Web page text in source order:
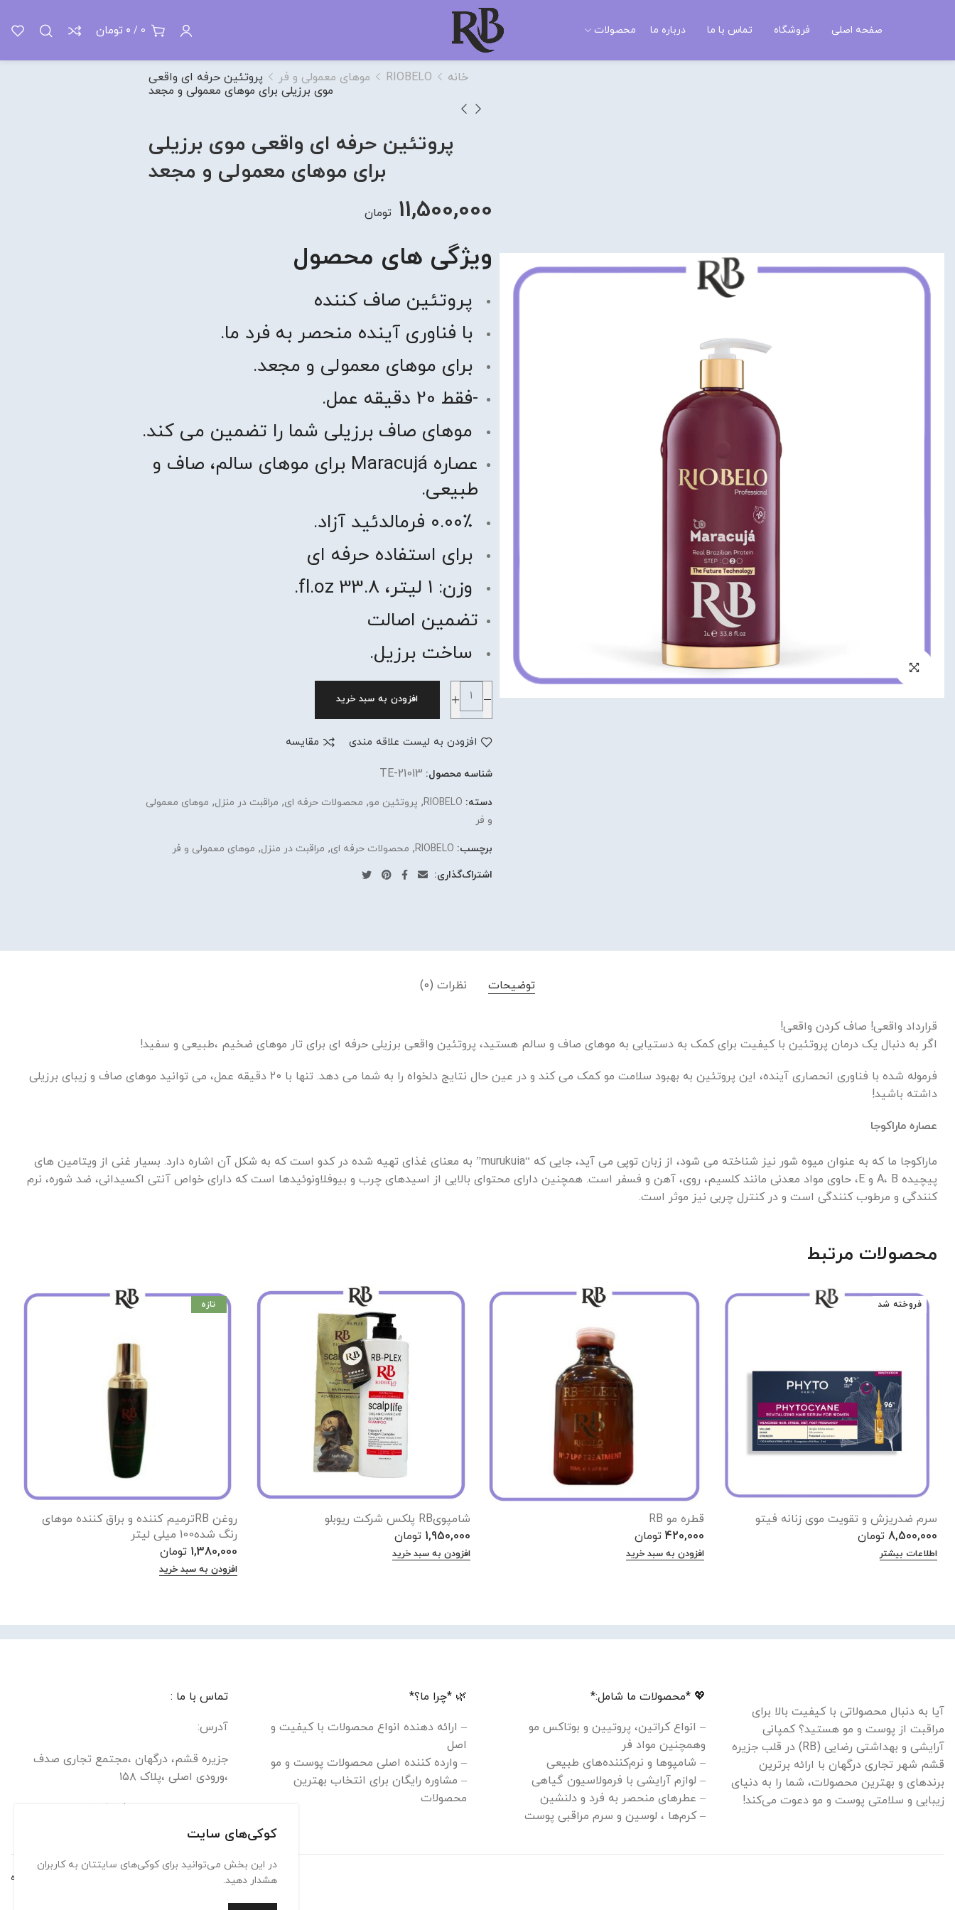
صفحه اصلی فروشگاه تماس با ما درباره ما محصولات 0
/
0 تومان
خانه RIOBELO موهای معمولی و فر
پروتئین حرفه ای واقعی
موی برزیلی برای موهای معمولی و مجعد
پروتئین حرفه ای واقعی موی برزیلی
برای موهای معمولی و مجعد
11,500,000 تومان
ویژگی های محصول
پروتئین صاف کننده
با فناوری آینده منحصر به فرد ما.
برای موهای معمولی و مجعد.
-فقط 20 دقیقه عمل.
موهای صاف برزیلی شما را تضمین می کند.
عصاره Maracujá برای موهای سالم، صاف و
طبیعی.
برای استفاده حرفه ای
وزن: 1 لیتر، 33.8 fl.oz.
تضمین اصالت
ساخت برزیل.
افزودن به سبد خرید
افزودن به لیست علاقه مندی مقایسه
شناسه محصول: TE-21013
دسته: RIOBELO
, پروتئین مو, محصولات حرفه ای, مراقبت در منزل, موهای معمولی
و فر
برچسب: RIOBELO
, محصولات حرفه ای, مراقبت در منزل, موهای معمولی و فر
اشتراک‌گذاری:
توضیحات نظرات (0)
قرارداد واقعی! صاف کردن واقعی!
اگر به دنبال یک درمان پروتئین با کیفیت برای کمک به دستیابی به موهای صاف و سالم هستید، پروتئین واقعی برزیلی حرفه ای برای تار موهای ضخیم ،طبیعی و سفید!
فرموله شده با فناوری انحصاری آینده، این پروتئین به بهبود سلامت مو کمک می کند و در عین حال نتایج دلخواه را به شما می دهد. تنها با 20 دقیقه عمل، می توانید موهای صاف و زیبای برزیلی
داشته باشید!
عصاره ماراکوجا
ماراکوجا ما که به عنوان میوه شور نیز شناخته می شود، از زبان توپی می آید، جایی که “murukuia” به معنای غذای تهیه شده در کدو است که به شکل آن اشاره دارد. بسیار غنی از ویتامین های
پیچیده A، B و E، حاوی مواد معدنی مانند کلسیم، روی، آهن و فسفر است. همچنین دارای محتوای بالایی از اسیدهای چرب و بیوفلاونوئیدها است که دارای خواص آنتی اکسیدانی، ضد شوره، نرم
کنندگی و مرطوب کنندگی است و در کنترل چربی نیز موثر است.
محصولات مرتبط
فروخته شد
سرم ضدریزش و تقویت موی زنانه فیتو
8,500,000 تومان
اطلاعات بیشتر
قطره مو RB
420,000 تومان
افزودن به سبد خرید
شامپویRB پلکس شرکت ریوبلو
1,950,000 تومان
افزودن به سبد خرید
تازه
روغن RBترمیم کننده و براق کننده موهای
رنگ شده100 میلی لیتر
1,380,000 تومان
افزودن به سبد خرید
آیا به دنبال محصولاتی با کیفیت بالا برای
مراقبت از پوست و مو هستید؟ کمپانی
آرایشی و بهداشتی رضایی (RB) در قلب جزیره
قشم شهر تجاری درگهان با ارائه برترین
برندهای و بهترین محصولات، شما را به دنیای
زیبایی و سلامتی پوست و مو دعوت می‌کند!
💖 *محصولات ما شامل:*
– انواع کراتین، پروتیین و بوتاکس مو
وهمچنین مواد فر
– شامپوها و نرم‌کننده‌های طبیعی
– لوازم آرایشی با فرمولاسیون گیاهی
– عطرهای منحصر به فرد و دلنشین
– کرم‌ها ، لوسین و سرم مراقبی پوست
🌿 *چرا ما؟*
– ارائه دهنده انواع محصولات با کیفیت و
اصل
– وارده کننده اصلی محصولات پوست و مو
– مشاوره رایگان برای انتخاب بهترین
محصولات
تماس با ما :
آدرس:
جزیره قشم، درگهان ،مجتمع تجاری صدف
،ورودی اصلی ،پلاک ۱۵۸
شرایط استفاده
کوکی‌های سایت
در این بخش می‌توانید برای کوکی‌های سایتتان به کاربران
هشدار دهید.